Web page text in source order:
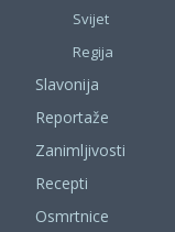
Svijet
Regija
Slavonija
Reportaže
Zanimljivosti
Recepti
Osmrtnice